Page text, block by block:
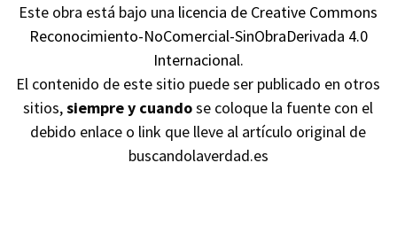
Este obra está bajo una licencia de Creative Commons
Reconocimiento-NoComercial-SinObraDerivada 4.0
Internacional.
El contenido de este sitio puede ser publicado en otros
sitios,siempre y cuandose coloque la fuente con el
debido enlace o link que lleve al artículo original de
buscandolaverdad.es